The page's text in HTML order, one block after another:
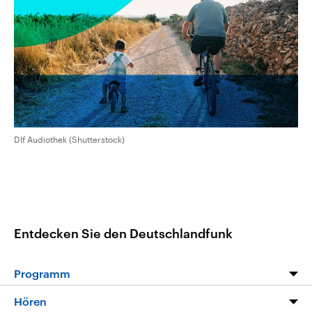
aktuelle Weltgeschehen.
Diese wird wie die
Libanon vom Iran
Sendungen Programm Podcasts
Audio-Archiv
Dlf Audiothek (Shutterstock)
Entdecken Sie den Deutschlandfunk
Programm
Programm
Hören